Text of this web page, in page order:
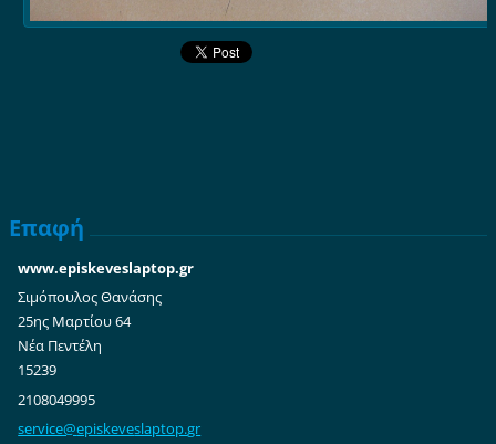
Επαφή
www.episkeveslaptop.gr
Σιμόπουλος Θανάσης
25ης Μαρτίου 64
Νέα Πεντέλη
15239
2108049995
service@episkeveslaptop.gr